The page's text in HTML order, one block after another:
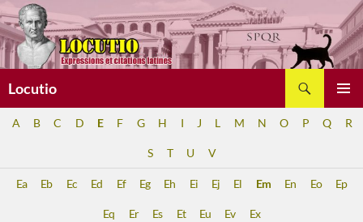
Aller
au
contenu
Locutio
A B C D E F G H I J L M N O P Q R
S T U V
Ea Eb Ec Ed Ef Eg Eh Ei Ej El Em En Eo Ep
Eq Er Es Et Eu Ev Ex